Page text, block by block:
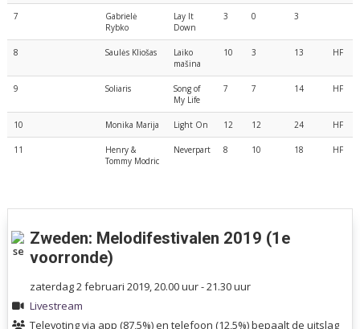
7
Gabrielė
Rybko
Lay It
Down
3 0 3
8 Saulės Kliošas
Laiko
mašina
10 3 13 HF
9 Soliaris
Song of
My Life
7 7 14 HF
10 Monika Marija Light On 12 12 24 HF
11
Henry &
Tommy Modric
Neverpart 8 10 18 HF
Zweden: Melodifestivalen 2019 (1e
voorronde)
zaterdag 2 februari 2019, 20.00 uur - 21.30 uur
Livestream
Televoting via app (87,5%) en telefoon (12,5%) bepaalt de uitslag